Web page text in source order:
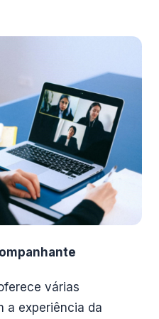
várias
a experiência da